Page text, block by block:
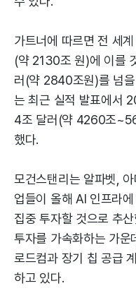
가트너에 따르면 전 세
(약 2130조 원)에 이를
러(약 2840조원)를 넘
는 최근 실적 발표에서
4조 달러(약 4260조
했다.
모건스탠리는 알파벳,
업들이 올해 AI 인프라
집중 투자할 것으로 추
투자를 가속화하는 가
로드컴과 장기 칩 공급
하고 있다.